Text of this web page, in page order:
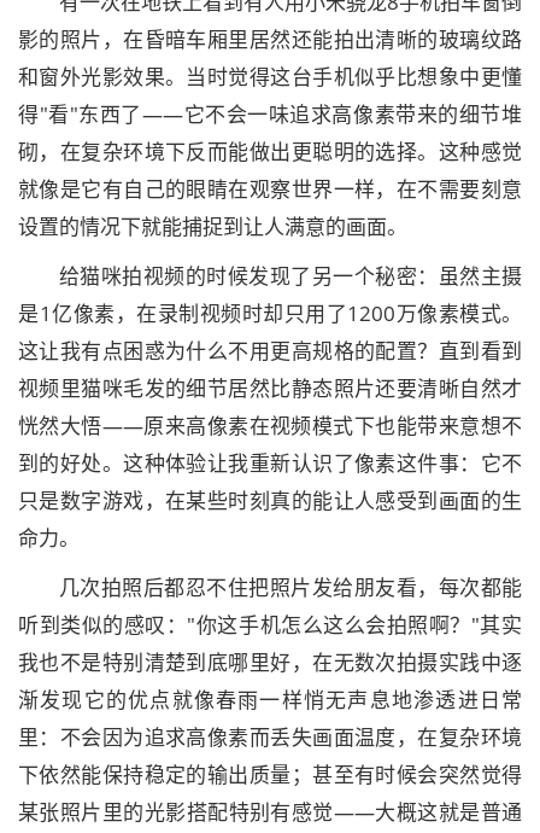
影的照片，在昏暗车厢里居然还能拍出清晰的玻璃纹路
和窗外光影效果。当时觉得这台手机似乎比想象中更懂
得"看"东西了——它不会一味追求高像素带来的细节堆
砌，在复杂环境下反而能做出更聪明的选择。这种感觉
就像是它有自己的眼睛在观察世界一样，在不需要刻意
设置的情况下就能捕捉到让人满意的画面。
给猫咪拍视频的时候发现了另一个秘密：虽然主摄
是1亿像素，在录制视频时却只用了1200万像素模式。
这让我有点困惑为什么不用更高规格的配置？直到看到
视频里猫咪毛发的细节居然比静态照片还要清晰自然才
恍然大悟——原来高像素在视频模式下也能带来意想不
到的好处。这种体验让我重新认识了像素这件事：它不
只是数字游戏，在某些时刻真的能让人感受到画面的生
命力。
几次拍照后都忍不住把照片发给朋友看，每次都能
听到类似的感叹："你这手机怎么这么会拍照啊？"其实
我也不是特别清楚到底哪里好，在无数次拍摄实践中逐
渐发现它的优点就像春雨一样悄无声息地渗透进日常
里：不会因为追求高像素而丢失画面温度，在复杂环境
下依然能保持稳定的输出质量；甚至有时候会突然觉得
某张照片里的光影搭配特别有感觉——大概这就是普通